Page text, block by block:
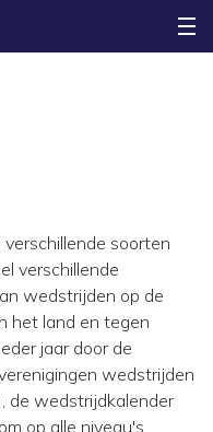
verschillende soorten
verschillende
wedstrijden op de
het land en tegen
jaar door de
wedstrijden
de wedstrijdkalender
op alle niveau's